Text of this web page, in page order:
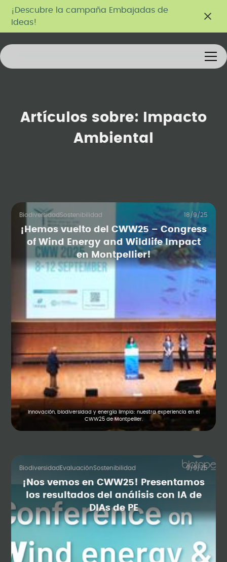
¡Descubre la campaña Embajadas de
Ideas!
Artículos sobre:
Impacto
Ambiental
Biodiversidad Sostenibilidad 18/9/25
¡Hemos vuelto del CWW25 – Congress
of Wind Energy and Wildlife Impact
en Montpellier!
Innovación, biodiversidad y energía limpia: nuestra experiencia en el
CWW25 de Montpellier.
Biodiversidad EvaluaciónSostenibilidad 9/9/25
¡Nos vemos en CWW25! Presentamos
los resultados del análisis con IA de
DIAs de PE